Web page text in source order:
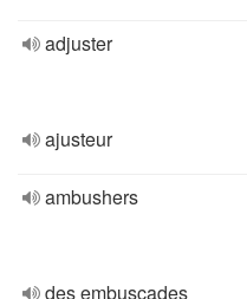
adjuster
ajusteur
ambushers
des embuscades